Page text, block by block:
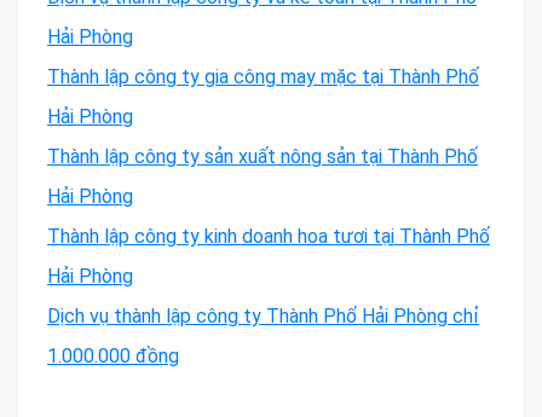
Hải Phòng
Thành lập công ty gia công may mặc tại Thành Phố
Hải Phòng
Thành lập công ty sản xuất nông sản tại Thành Phố
Hải Phòng
Thành lập công ty kinh doanh hoa tươi tại Thành Phố
Hải Phòng
Dịch vụ thành lập công ty Thành Phố Hải Phòng chỉ
1.000.000 đồng